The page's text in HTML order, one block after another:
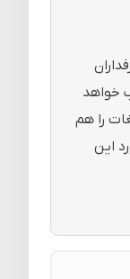
خواهد
را هم
این